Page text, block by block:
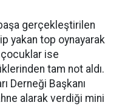
gerçekleştirilen
yakan top oynayarak
ise
tam not aldı.
Derneği Başkanı
alarak verdiği mini